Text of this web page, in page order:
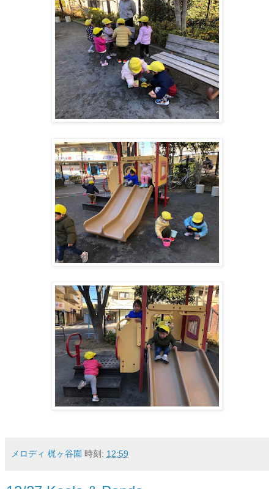
メロディ 梶ヶ谷園 時刻: 12:59